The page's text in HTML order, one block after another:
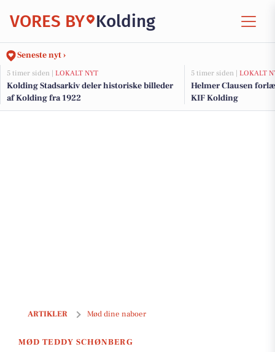
VORES BY Kolding
Seneste nyt ›
5 timer siden | LOKALT NYT
Kolding Stadsarkiv deler historiske billeder
af Kolding fra 1922
5 timer siden | LOKALT
Helmer Clausen
KIF Kolding
ARTIKLER Mød dine naboer
Teddy Schønberg: Kolding har natur, kultur og gode naboer
MØD TEDDY SCHØNBERG